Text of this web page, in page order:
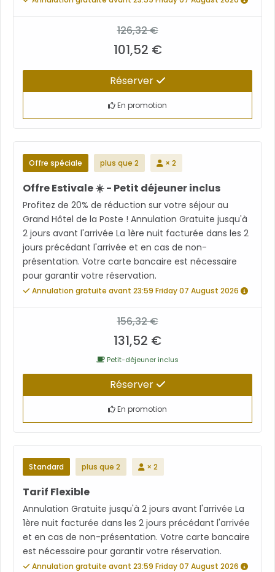
126,32 €
101,52 €
Réserver
En promotion
Offre spéciale plus que 2 × 2
Offre Estivale ☀️ - Petit déjeuner inclus
Profitez de 20% de réduction sur votre séjour au
Grand Hôtel de la Poste ! Annulation Gratuite jusqu'à
2 jours avant l'arrivée La 1ère nuit facturée dans les 2
jours précédant l'arrivée et en cas de non-
présentation. Votre carte bancaire est nécessaire
pour garantir votre réservation.
Annulation gratuite avant 23:59 Friday 07 August 2026
156,32 €
131,52 €
Petit-déjeuner inclus
Réserver
En promotion
Standard plus que 2 × 2
Tarif Flexible
Annulation Gratuite jusqu'à 2 jours avant l'arrivée La
1ère nuit facturée dans les 2 jours précédant l'arrivée
et en cas de non-présentation. Votre carte bancaire
est nécessaire pour garantir votre réservation.
Annulation gratuite avant 23:59 Friday 07 August 2026